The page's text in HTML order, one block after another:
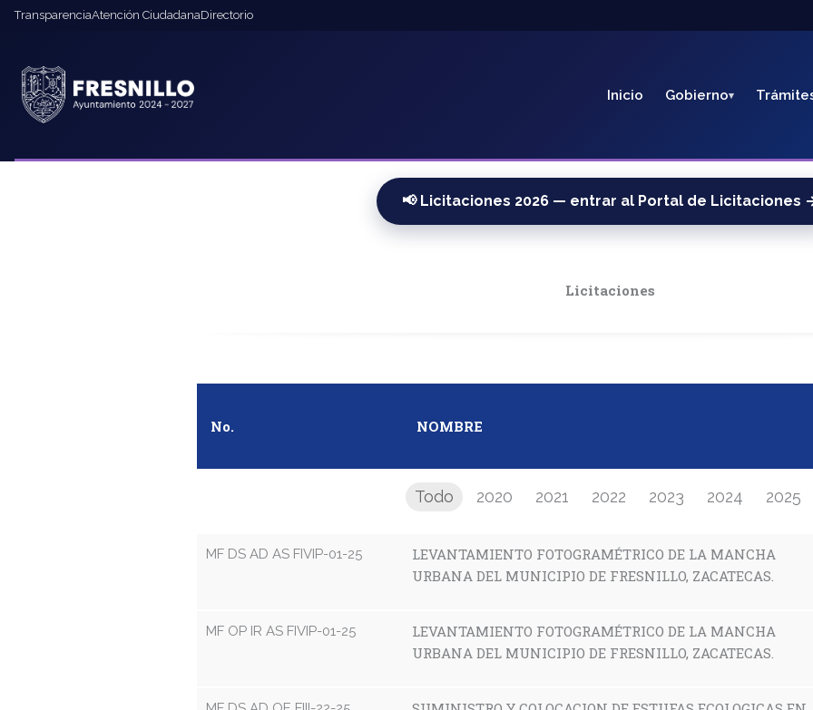
TransparenciaAtención CiudadanaDirectorio
Inicio Gobierno
📢 Licitaciones 2026 — entrar al Portal de Licitaciones
contenido
Licitaciones
No. NOMBRE
Todo 2020 2021 2022 2023 2024 2025
MF DS AD AS FIVIP-01-25
LEVANTAMIENTO FOTOGRAMÉTRICO DE LA MANCHA
URBANA DEL MUNICIPIO DE FRESNILLO, ZACATECAS.
MF OP IR AS FIVIP-01-25
LEVANTAMIENTO FOTOGRAMÉTRICO DE LA MANCHA
URBANA DEL MUNICIPIO DE FRESNILLO, ZACATECAS.